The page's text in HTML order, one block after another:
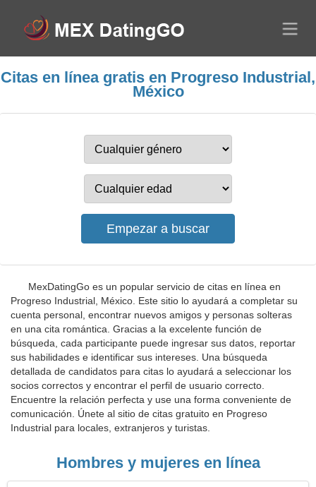
Citas en línea gratis en Progreso Industrial,
México
MexDatingGo es un popular servicio de citas en línea en
Progreso Industrial, México. Este sitio lo ayudará a completar su
cuenta personal, encontrar nuevos amigos y personas solteras
en una cita romántica. Gracias a la excelente función de
búsqueda, cada participante puede ingresar sus datos, reportar
sus habilidades e identificar sus intereses. Una búsqueda
detallada de candidatos para citas lo ayudará a seleccionar los
socios correctos y encontrar el perfil de usuario correcto.
Encuentre la relación perfecta y use una forma conveniente de
comunicación. Únete al sitio de citas gratuito en Progreso
Industrial para locales, extranjeros y turistas.
Hombres y mujeres en línea